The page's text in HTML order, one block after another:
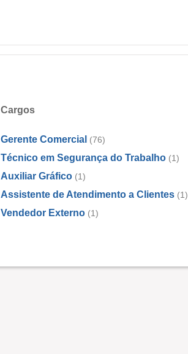
Cargos
Gerente Comercial (76)
Técnico em Segurança do Trabalho (1)
Auxiliar Gráfico (1)
Assistente de Atendimento a Clientes (1)
Vendedor Externo (1)